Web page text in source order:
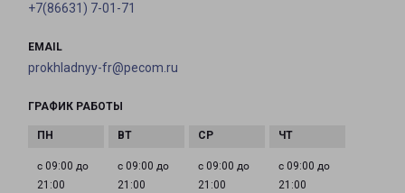
+7(86631) 7-01-71
EMAIL
prokhladnyy-fr@pecom.ru
ГРАФИК РАБОТЫ
с 09:00 до
21:00
с 09:00 до
21:00
с 09:00 до
21:00
с 09:00 до
21:00